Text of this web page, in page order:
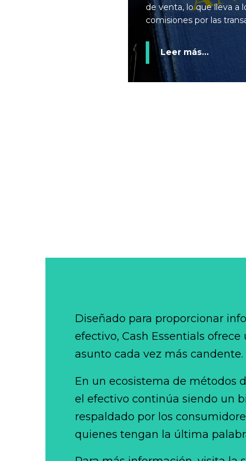
de venta, lo que lleva a
comisiones por las
Leer más...
Diseñado para proporcionar
efectivo, Cash Essentials
asunto cada vez más candente.
En un ecosistema de métodos
el efectivo continúa siendo un
respaldado por los
quienes tengan la última